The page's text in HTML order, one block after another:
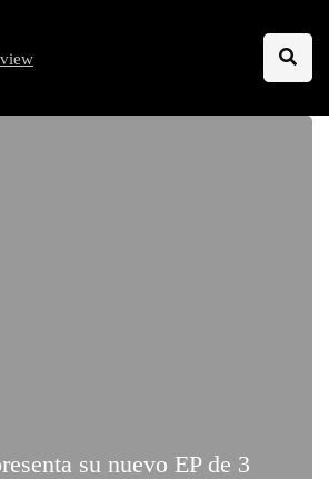
su nuevo EP de 3